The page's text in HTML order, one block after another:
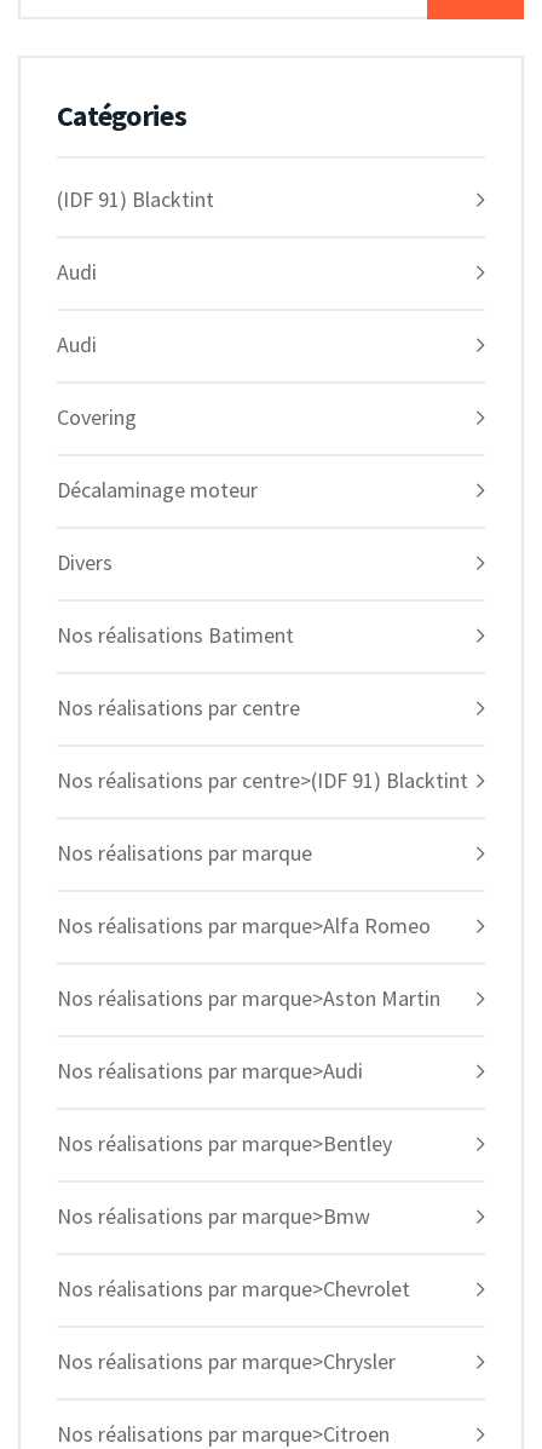
Catégories
(IDF 91) Blacktint
Audi
Audi
Covering
Décalaminage moteur
Divers
Nos réalisations Batiment
Nos réalisations par centre
Nos réalisations par centre>(IDF 91) Blacktint
Nos réalisations par marque
Nos réalisations par marque>Alfa Romeo
Nos réalisations par marque>Aston Martin
Nos réalisations par marque>Audi
Nos réalisations par marque>Bentley
Nos réalisations par marque>Bmw
Nos réalisations par marque>Chevrolet
Nos réalisations par marque>Chrysler
Nos réalisations par marque>Citroen